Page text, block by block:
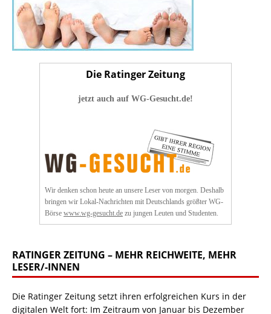
Die Ratinger Zeitung
jetzt auch auf WG-Gesucht.de!
Wir denken schon heute an unsere Leser von morgen. Deshalb
bringen wir Lokal-Nachrichten mit Deutschlands größter WG-
Börse www.wg-gesucht.de zu jungen Leuten und Studenten.
RATINGER ZEITUNG – MEHR REICHWEITE, MEHR
LESER/-INNEN
Die Ratinger Zeitung setzt ihren erfolgreichen Kurs in der
digitalen Welt fort: Im Zeitraum von Januar bis Dezember